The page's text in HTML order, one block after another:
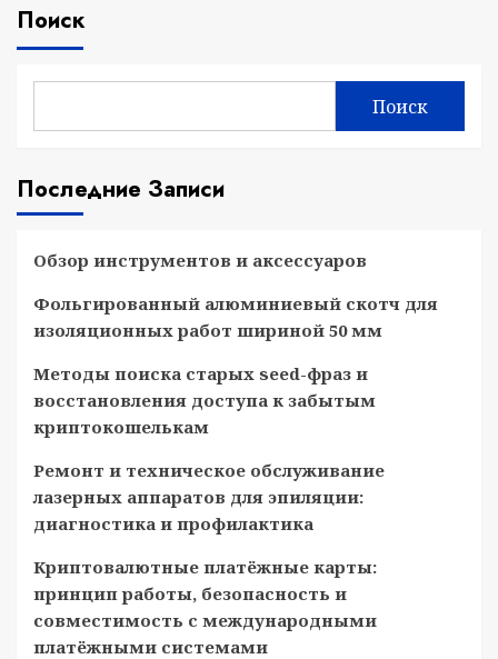
Поиск
Поиск
Последние Записи
Обзор инструментов и аксессуаров
Фольгированный алюминиевый скотч для
изоляционных работ шириной 50 мм
Методы поиска старых seed-фраз и
восстановления доступа к забытым
криптокошелькам
Ремонт и техническое обслуживание
лазерных аппаратов для эпиляции:
диагностика и профилактика
Криптовалютные платёжные карты:
принцип работы, безопасность и
совместимость с международными
платёжными системами